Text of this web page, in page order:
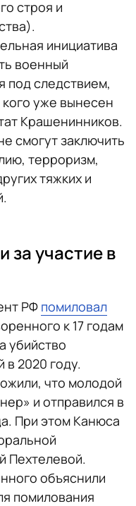
строя и
инициатива
военный
под следствием,
уже вынесен
Крашенинников.
смогут заключить
терроризм,
тяжких и
за участие в
РФ помиловал
к 17 годам
убийство
в 2020 году.
что молодой
и отправился в
При этом Канюса
Пехтелевой.
объяснили
помилования